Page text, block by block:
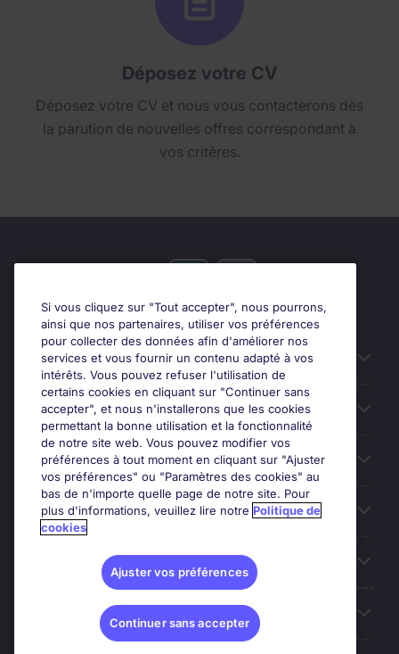
Déposez votre CV
Déposez votre CV et nous vous contacterons dès
la parution de nouvelles offres correspondant à
vos critères.
Candidats
Entreprises
Contact
Les avis Google
Nos offres d'emploi
Si vous cliquez sur "Tout accepter", nous pourrons,
ainsi que nos partenaires, utiliser vos préférences
pour collecter des données afin d'améliorer nos
services et vous fournir un contenu adapté à vos
intérêts. Vous pouvez refuser l'utilisation de
certains cookies en cliquant sur "Continuer sans
accepter", et nous n'installerons que les cookies
permettant la bonne utilisation et la fonctionnalité
de notre site web. Vous pouvez modifier vos
préférences à tout moment en cliquant sur "Ajuster
vos préférences" ou "Paramètres des cookies" au
bas de n'importe quelle page de notre site. Pour
plus d'informations, veuillez lire notre Politique de
cookies
Ajuster vos préférences
Continuer sans accepter